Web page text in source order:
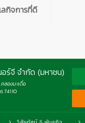
กิจการที่ดี
อร์จี จำกัด (มหาชน)
ลองมะเดื่อ
74110